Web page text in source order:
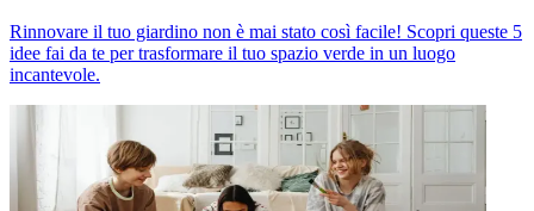
Rinnovare il tuo giardino non è mai stato così facile! Scopri queste 5
idee fai da te per trasformare il tuo spazio verde in un luogo
incantevole.